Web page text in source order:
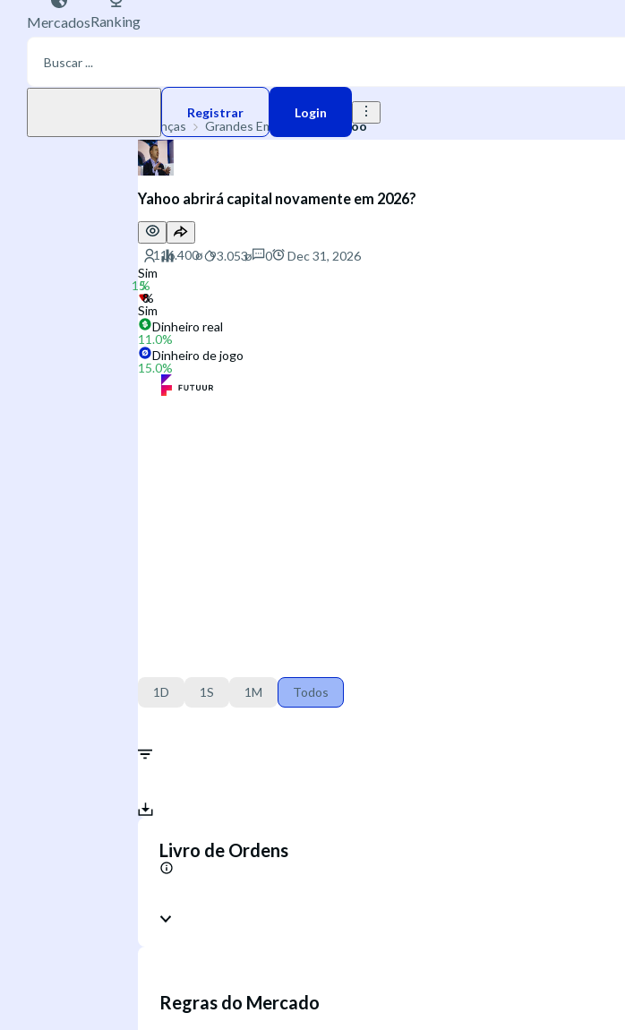
MercadosRanking
Registrar
Login
Finanças
Grandes Empresas Yahoo
Yahoo abrirá capital novamente em 2026?
0
Dec 31, 2026
Sim
Sim
Dinheiro real
11.0%
Dinheiro de jogo
15.0%
1D 1S 1M Todos
Livro de Ordens
Regras do Mercado